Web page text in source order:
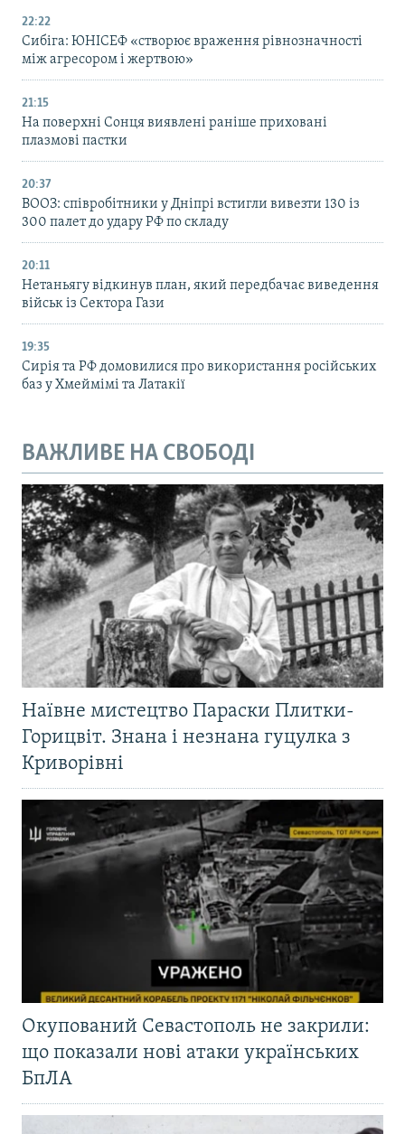
22:22
Сибіга: ЮНІСЕФ «створює враження рівнозначності
між агресором і жертвою»
21:15
На поверхні Сонця виявлені раніше приховані
плазмові пастки
20:37
ВООЗ: співробітники у Дніпрі встигли вивезти 130 із
300 палет до удару РФ по складу
20:11
Нетаньягу відкинув план, який передбачає виведення
військ із Сектора Гази
19:35
Сирія та РФ домовилися про використання російських
баз у Хмеймімі та Латакії
ВАЖЛИВЕ НА СВОБОДІ
Наївне мистецтво Параски Плитки-
Горицвіт. Знана і незнана гуцулка з
Криворівні
Окупований Севастополь не закрили:
що показали нові атаки українських
БпЛА